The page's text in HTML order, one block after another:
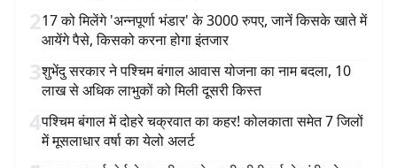
217 को मिलेंगे 'अन्नपूर्णा भंडार' के 3000 रुपए, जानें किसके खाते में
आयेंगे पैसे, किसको करना होगा इंतजार
3शुभेंदु सरकार ने पश्चिम बंगाल आवास योजना का नाम बदला, 10
लाख से अधिक लाभुकों को मिली दूसरी किस्त
4पश्चिम बंगाल में दोहरे चक्रवात का कहर! कोलकाता समेत 7 जिलों
में मूसलाधार वर्षा का येलो अलर्ट